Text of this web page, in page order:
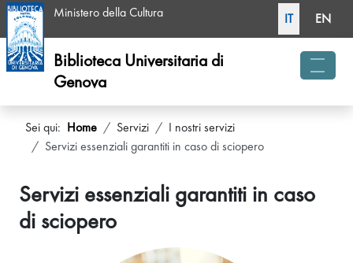
Ministero della Cultura Seleziona la tua
IT EN
Biblioteca Universitaria di
Genova
menu
Sei qui: Home Servizi
I nostri servizi
Servizi essenziali garantiti in caso di sciopero
Servizi essenziali garantiti in caso
di sciopero